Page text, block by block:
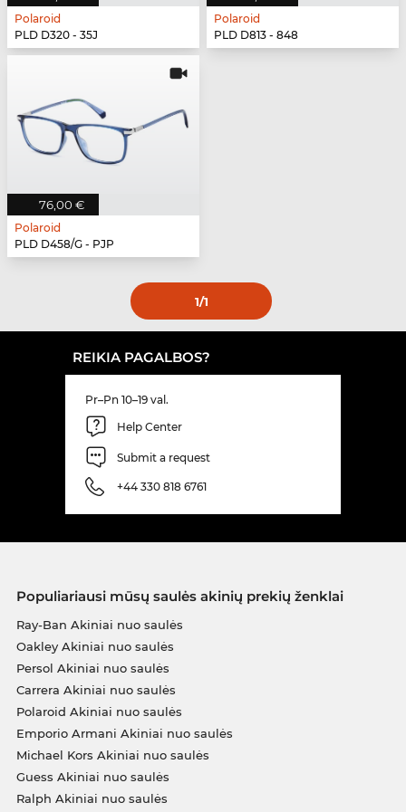
Polaroid
PLD D320 - 35J
Polaroid
PLD D813 - 848
76,00 €
Polaroid
PLD D458/G - PJP
1/1
REIKIA PAGALBOS?
Pr–Pn 10–19 val.
Help Center
Submit a request
+44 330 818 6761
Populiariausi mūsų saulės akinių prekių ženklai
Ray-Ban Akiniai nuo saulės
Oakley Akiniai nuo saulės
Persol Akiniai nuo saulės
Carrera Akiniai nuo saulės
Polaroid Akiniai nuo saulės
Emporio Armani Akiniai nuo saulės
Michael Kors Akiniai nuo saulės
Guess Akiniai nuo saulės
Ralph Akiniai nuo saulės